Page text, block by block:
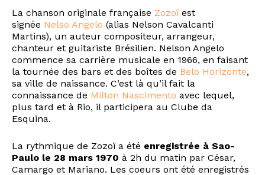
La chanson originale française Zozoï est
signée Nelso Angelo (alias Nelson Cavalcanti
Martins), un auteur compositeur, arrangeur,
chanteur et guitariste Brésilien. Nelson Angelo
commence sa carrière musicale en 1966, en faisant
la tournée des bars et des boîtes de Belo Horizonte,
sa ville de naissance. C’est là qu’il fait la
connaissance de Milton Nascimento avec lequel,
plus tard et à Rio, il participera au Clube da
Esquina.
La rythmique de Zozoï a été enregistrée à Sao-
Paulo le 28 mars 1970 à 2h du matin par César,
Camargo et Mariano. Les coeurs ont été enregistrés